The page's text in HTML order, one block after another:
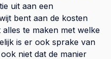
uit aan een
bent aan de kosten
te maken met welke
is er ook sprake van
niet dat de manier